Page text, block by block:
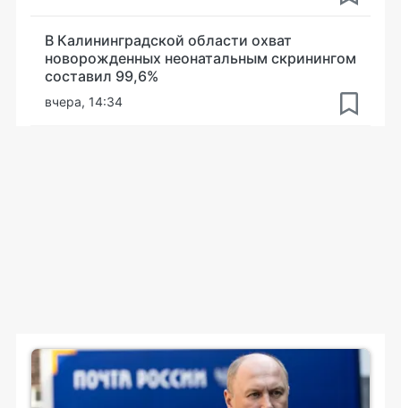
В Калининградской области охват
новорожденных неонатальным скринингом
составил 99,6%
вчера, 14:34